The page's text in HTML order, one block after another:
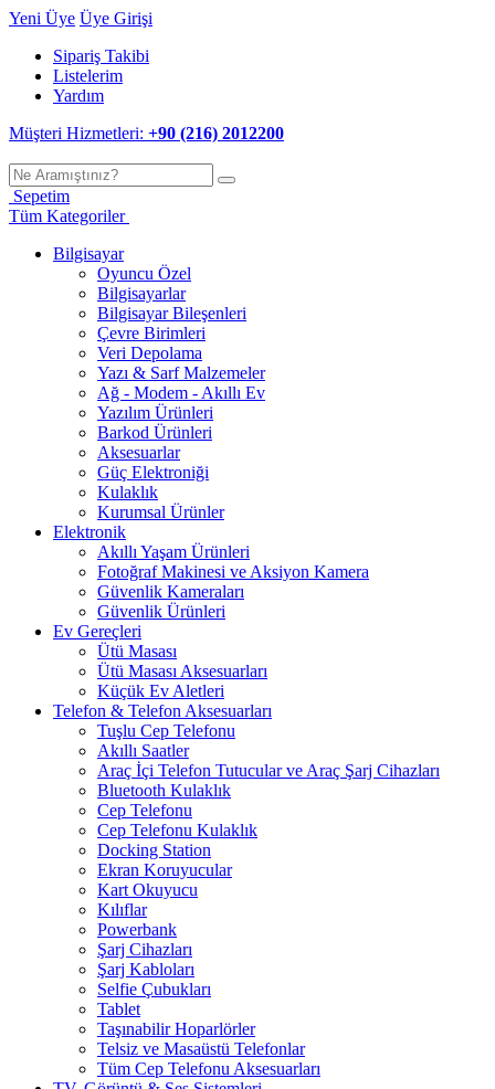
Yeni Üye Üye Girişi
Sipariş Takibi
Listelerim
Yardım
Müşteri Hizmetleri: +90 (216) 2012200
Sepetim
Tüm Kategoriler
Bilgisayar
Oyuncu Özel
Bilgisayarlar
Bilgisayar Bileşenleri
Çevre Birimleri
Veri Depolama
Yazı & Sarf Malzemeler
Ağ - Modem - Akıllı Ev
Yazılım Ürünleri
Barkod Ürünleri
Aksesuarlar
Güç Elektroniği
Kulaklık
Kurumsal Ürünler
Elektronik
Akıllı Yaşam Ürünleri
Fotoğraf Makinesi ve Aksiyon Kamera
Güvenlik Kameraları
Güvenlik Ürünleri
Ev Gereçleri
Ütü Masası
Ütü Masası Aksesuarları
Küçük Ev Aletleri
Telefon & Telefon Aksesuarları
Tuşlu Cep Telefonu
Akıllı Saatler
Araç İçi Telefon Tutucular ve Araç Şarj Cihazları
Bluetooth Kulaklık
Cep Telefonu
Cep Telefonu Kulaklık
Docking Station
Ekran Koruyucular
Kart Okuyucu
Kılıflar
Powerbank
Şarj Cihazları
Şarj Kabloları
Selfie Çubukları
Tablet
Taşınabilir Hoparlörler
Telsiz ve Masaüstü Telefonlar
Tüm Cep Telefonu Aksesuarları